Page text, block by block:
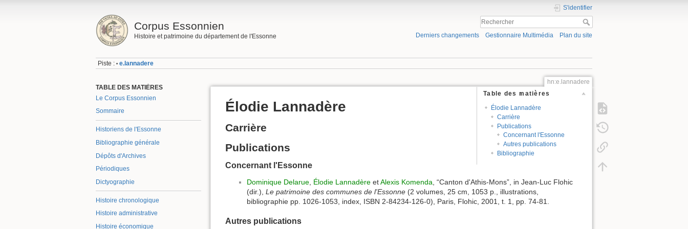
Corpus Essonnien
Histoire et patrimoine du département de l'Essonne
S'identifier
Derniers changements Gestionnaire Multimédia Plan du site
Piste : • e.lannadere
TABLE DES MATIÈRES
Le Corpus Essonnien
Sommaire
Historiens de l'Essonne
Bibliographie générale
Dépôts d'Archives
Périodiques
Dictyographie
Histoire chronologique
Histoire administrative
Histoire économique
hn:e.lannadere
Table des matières
Élodie Lannadère
Carrière
Publications
Concernant l'Essonne
Autres publications
Bibliographie
Élodie Lannadère
Carrière
Publications
Concernant l'Essonne
Dominique Delarue Élodie Lannadère etAlexis Komenda , “Canton d'Athis-Mons”, in Jean-Luc Flohic
(dir.), Le patrimoine des communes de l'Essonne (2 volumes, 25 cm, 1053 p., illustrations,
bibliographie pp. 1026-1053, index, ISBN 2-84234-126-0), Paris, Flohic, 2001, t. 1, pp. 74-81.
Autres publications